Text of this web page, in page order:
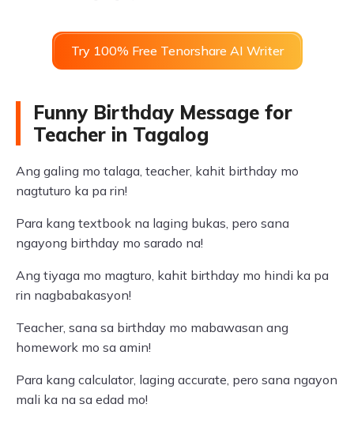
Try 100% Free Tenorshare AI Writer
Funny Birthday Message for
Teacher in Tagalog
Ang galing mo talaga, teacher, kahit birthday mo
nagtuturo ka pa rin!
Para kang textbook na laging bukas, pero sana
ngayong birthday mo sarado na!
Ang tiyaga mo magturo, kahit birthday mo hindi ka pa
rin nagbabakasyon!
Teacher, sana sa birthday mo mabawasan ang
homework mo sa amin!
Para kang calculator, laging accurate, pero sana ngayon
mali ka na sa edad mo!